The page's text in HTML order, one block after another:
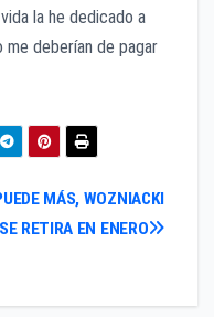
la he dedicado a
deberían de pagar
MÁS, WOZNIACKI
SE RETIRA EN ENERO